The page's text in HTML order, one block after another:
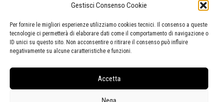
Gestisci Consenso Cookie
Per fornire le migliori esperienze utilizziamo cookies tecnici. Il consenso a queste
tecnologie ci permetterà di elaborare dati come il comportamento di navigazione o
ID unici su questo sito. Non acconsentire o ritirare il consenso può influire
negativamente su alcune caratteristiche e funzioni.
Accetta
Cell:+39 338 5714978 (orario apertura Galleria)
Tel:
+39 0584 944580
(orario 09.00/13.00)
Email:gamc@comune.viareggio.lu.it
Segnalazione di inaccessibilità